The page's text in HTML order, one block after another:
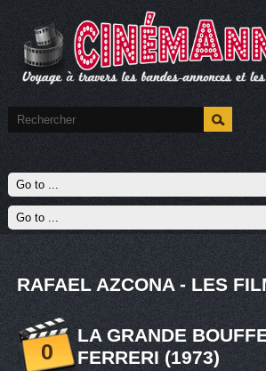
RAFAEL AZCONA - LES
0
LA GRANDE
FERRERI (1973)